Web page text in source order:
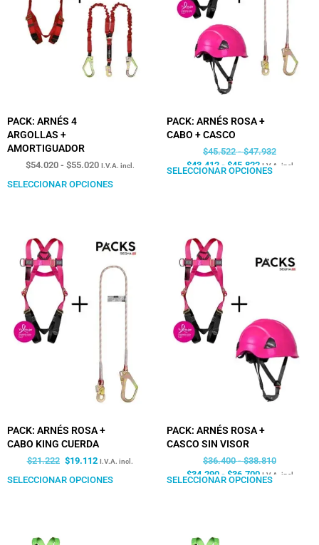
PACK: ARNÉS 4
ARGOLLAS +
AMORTIGUADOR
$54.020 - $55.020 I.V.A. incl.
SELECCIONAR OPCIONES
PACK: ARNÉS ROSA +
CABO + CASCO
$45.522 - $47.932
$43.412 - $45.822 I.V.A. incl.
SELECCIONAR OPCIONES
PACK: ARNÉS ROSA +
CABO KING CUERDA
$21.222 $19.112 I.V.A. incl.
SELECCIONAR OPCIONES
PACK: ARNÉS ROSA +
CASCO SIN VISOR
$36.400 - $38.810
$34.290 - $36.700 I.V.A. incl.
SELECCIONAR OPCIONES